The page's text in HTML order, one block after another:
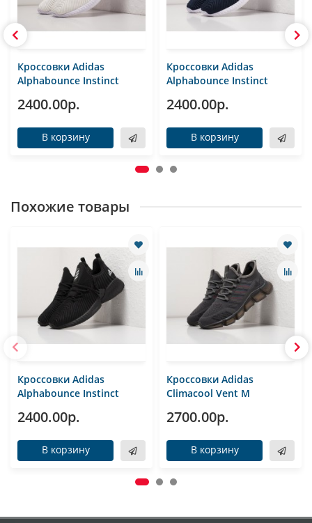
Кроссовки Adidas
Alphabounce Instinct
2400.00р.
В корзину
Кроссовки Adidas
Alphabounce Instinct
2400.00р.
В корзину
Похожие товары
Кроссовки Adidas
Alphabounce Instinct
2400.00р.
В корзину
Кроссовки Adidas
Climacool Vent M
2700.00р.
В корзину